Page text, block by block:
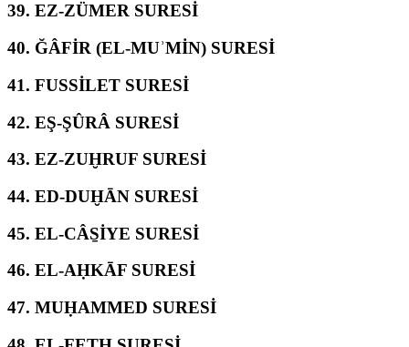
39. EZ-ZÜMER SURESİ
40. ĞÂFİR (EL-MUʾMİN) SURESİ
41. FUSSİLET SURESİ
42. EŞ-ŞÛRÂ SURESİ
43. EZ-ZUḪRUF SURESİ
44. ED-DUḪĀN SURESİ
45. EL-CÂS̱İYE SURESİ
46. EL-AḤKĀF SURESİ
47. MUḤAMMED SURESİ